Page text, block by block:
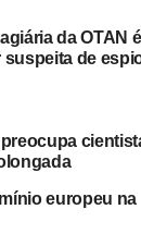
seguem
que
realizam
casos. O
protocolos
com grande
da OTAN
suspeita de
europeu na